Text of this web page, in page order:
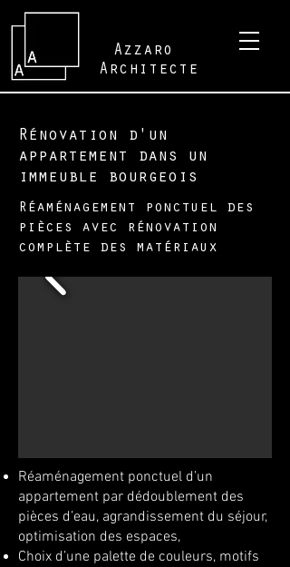
Architecte
Azzaro
Rénovation d'un
appartement dans un
immeuble bourgeois
Réaménagement ponctuel des
pièces avec rénovation
complète des matériaux
Réaménagement ponctuel d’un
appartement par dédoublement des
pièces d’eau, agrandissement du séjour,
optimisation des espaces,
Choix d’une palette de couleurs, motifs